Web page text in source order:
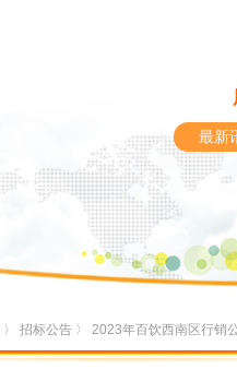
最新
〉 招标公告 〉 2023年百饮西南区行销